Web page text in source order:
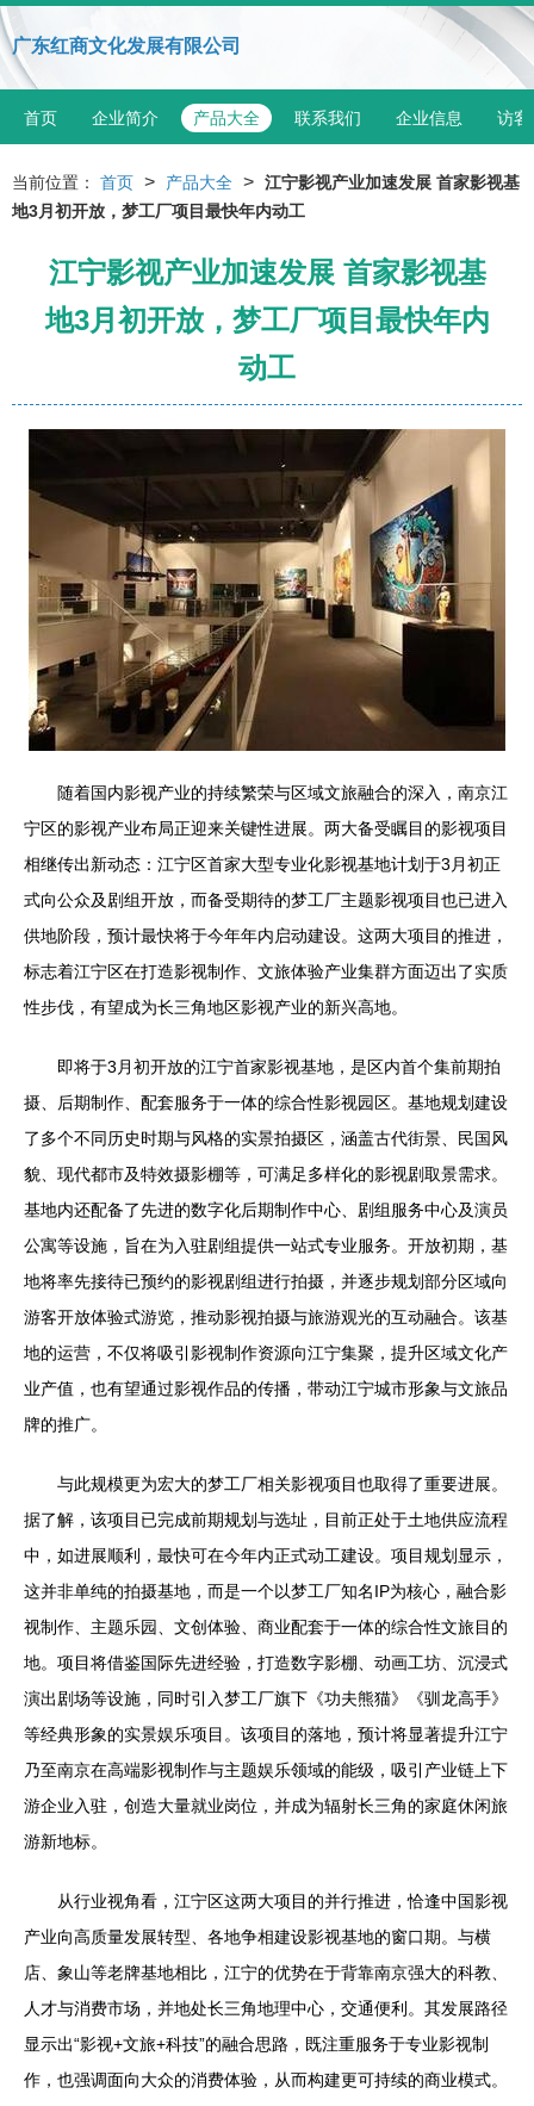
广东红商文化发展有限公司
首页 企业简介 产品大全 联系我们 企业信息 访客
当前位置： 首页 > 产品大全 > 江宁影视产业加速发展 首家影视基
地3月初开放，梦工厂项目最快年内动工
江宁影视产业加速发展 首家影视基
地3月初开放，梦工厂项目最快年内
动工
随着国内影视产业的持续繁荣与区域文旅融合的深入，南京江
宁区的影视产业布局正迎来关键性进展。两大备受瞩目的影视项目
相继传出新动态：江宁区首家大型专业化影视基地计划于3月初正
式向公众及剧组开放，而备受期待的梦工厂主题影视项目也已进入
供地阶段，预计最快将于今年年内启动建设。这两大项目的推进，
标志着江宁区在打造影视制作、文旅体验产业集群方面迈出了实质
性步伐，有望成为长三角地区影视产业的新兴高地。
即将于3月初开放的江宁首家影视基地，是区内首个集前期拍
摄、后期制作、配套服务于一体的综合性影视园区。基地规划建设
了多个不同历史时期与风格的实景拍摄区，涵盖古代街景、民国风
貌、现代都市及特效摄影棚等，可满足多样化的影视剧取景需求。
基地内还配备了先进的数字化后期制作中心、剧组服务中心及演员
公寓等设施，旨在为入驻剧组提供一站式专业服务。开放初期，基
地将率先接待已预约的影视剧组进行拍摄，并逐步规划部分区域向
游客开放体验式游览，推动影视拍摄与旅游观光的互动融合。该基
地的运营，不仅将吸引影视制作资源向江宁集聚，提升区域文化产
业产值，也有望通过影视作品的传播，带动江宁城市形象与文旅品
牌的推广。
与此规模更为宏大的梦工厂相关影视项目也取得了重要进展。
据了解，该项目已完成前期规划与选址，目前正处于土地供应流程
中，如进展顺利，最快可在今年内正式动工建设。项目规划显示，
这并非单纯的拍摄基地，而是一个以梦工厂知名IP为核心，融合影
视制作、主题乐园、文创体验、商业配套于一体的综合性文旅目的
地。项目将借鉴国际先进经验，打造数字影棚、动画工坊、沉浸式
演出剧场等设施，同时引入梦工厂旗下《功夫熊猫》《驯龙高手》
等经典形象的实景娱乐项目。该项目的落地，预计将显著提升江宁
乃至南京在高端影视制作与主题娱乐领域的能级，吸引产业链上下
游企业入驻，创造大量就业岗位，并成为辐射长三角的家庭休闲旅
游新地标。
从行业视角看，江宁区这两大项目的并行推进，恰逢中国影视
产业向高质量发展转型、各地争相建设影视基地的窗口期。与横
店、象山等老牌基地相比，江宁的优势在于背靠南京强大的科教、
人才与消费市场，并地处长三角地理中心，交通便利。其发展路径
显示出“影视+文旅+科技”的融合思路，既注重服务于专业影视制
作，也强调面向大众的消费体验，从而构建更可持续的商业模式。